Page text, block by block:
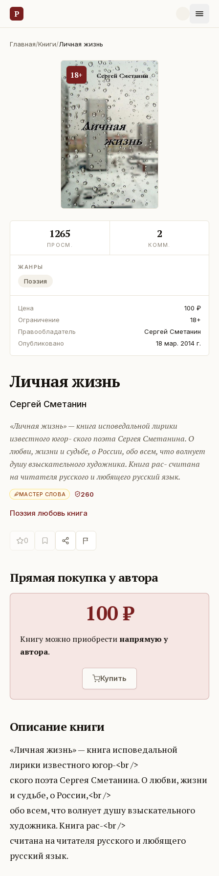
Р
Главная/Книги/Личная жизнь
18+
1265
ПРОСМ.
2
КОММ.
ЖАНРЫ
Поэзия
Цена
100 ₽
Ограничение
18+
Правообладатель
Сергей Сметанин
Опубликовано
18 мар. 2014 г.
Личная жизнь
Сергей Сметанин
«Личная жизнь» — книга исповедальной лирики
известного югор- ского поэта Сергея Сметанина. О
любви, жизни и судьбе, о России, обо всем, что волнует
душу взыскательного художника. Книга рас- считана
на читателя русского и любящего русский язык.
МАСТЕР СЛОВА 260
Поэзия любовь книга
0
Прямая покупка у автора
100₽
Книгу можно приобрести напрямую у
автора.
Купить
Описание книги
«Личная жизнь» — книга исповедальной
лирики известного югор-<br />
ского поэта Сергея Сметанина. О любви, жизни
и судьбе, о России,<br />
обо всем, что волнует душу взыскательного
художника. Книга рас-<br />
считана на читателя русского и любящего
русский язык.